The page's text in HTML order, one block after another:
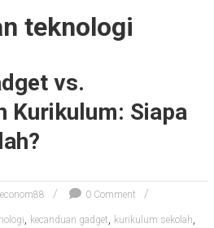
teknologi
vs.
Kurikulum: Siapa
0 Comment
, kecanduan gadget, kurikulum sekolah,